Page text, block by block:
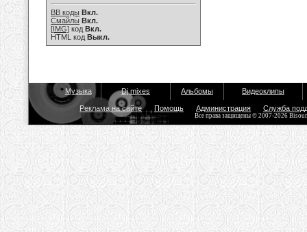
BB коды Вкл.
Смайлы Вкл.
[IMG] код Вкл.
HTML код Выкл.
Музыка Dj mixes Альбомы Видеоклипы
Реклама на сайте Помощь Администрация Служба
Все права защищены © 2007-2026